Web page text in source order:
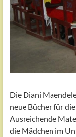
Die Diani
neue Bücher für
Ausreichende
die Mädchen im